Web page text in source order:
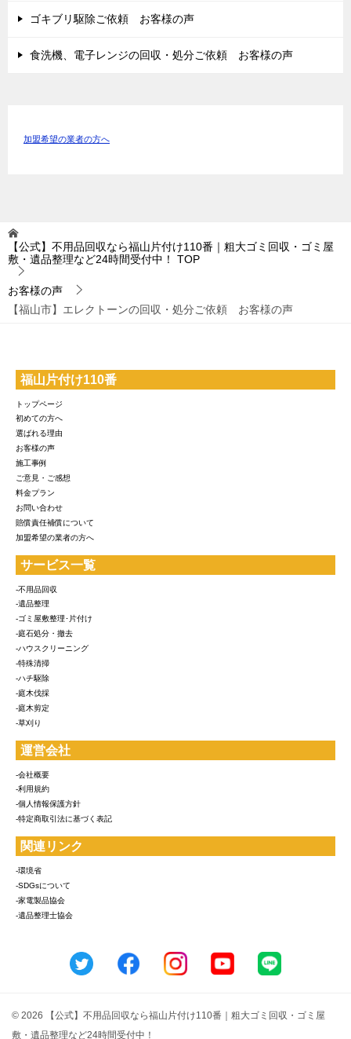
ゴキブリ駆除ご依頼 お客様の声
食洗機、電子レンジの回収・処分ご依頼 お客様の声
加盟希望の業者の方へ
【公式】不用品回収なら福山片付け110番｜粗大ゴミ回収・ゴミ屋
敷・遺品整理など24時間受付中！
TOP
お客様の声
【福山市】エレクトーンの回収・処分ご依頼 お客様の声
福山片付け110番
トップページ
初めての方へ
選ばれる理由
お客様の声
施工事例
ご意見・ご感想
料金プラン
お問い合わせ
賠償責任補償について
加盟希望の業者の方へ
サービス一覧
-不用品回収
-遺品整理
-ゴミ屋敷整理･片付け
-庭石処分・撤去
-ハウスクリーニング
-特殊清掃
-ハチ駆除
-庭木伐採
-庭木剪定
-草刈り
運営会社
-会社概要
-利用規約
-個人情報保護方針
-特定商取引法に基づく表記
関連リンク
-環境省
-SDGsについて
-家電製品協会
-遺品整理士協会
© 2026 【公式】不用品回収なら福山片付け110番｜粗大ゴミ回収・ゴミ屋
敷・遺品整理など24時間受付中！